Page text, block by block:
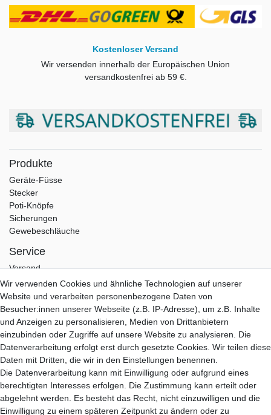
Kostenloser Versand
Wir versenden innerhalb der Europäischen Union
versandkostenfrei ab59 €.
Produkte
Geräte-Füsse
Stecker
Poti-Knöpfe
Sicherungen
Gewebeschläuche
Service
Versand
Zahlung
Garantie
Kontakt
Hifi Lab
Über Uns
Mein Konto
Anmelden
Registrieren
B2B Partner
Wir verwenden Cookies und ähnliche Technologien auf unserer
Website und verarbeiten personenbezogene Daten von
Besucher:innen unserer Webseite (z.B. IP-Adresse), um z.B. Inhalte
und Anzeigen zu personalisieren, Medien von Drittanbietern
einzubinden oder Zugriffe auf unsere Website zu analysieren. Die
Datenverarbeitung erfolgt erst durch gesetzte Cookies. Wir teilen diese
Daten mit Dritten, die wir in den Einstellungen benennen.
Die Datenverarbeitung kann mit Einwilligung oder aufgrund eines
berechtigten Interesses erfolgen. Die Zustimmung kann erteilt oder
abgelehnt werden. Es besteht das Recht, nicht einzuwilligen und die
Einwilligung zu einem späteren Zeitpunkt zu ändern oder zu